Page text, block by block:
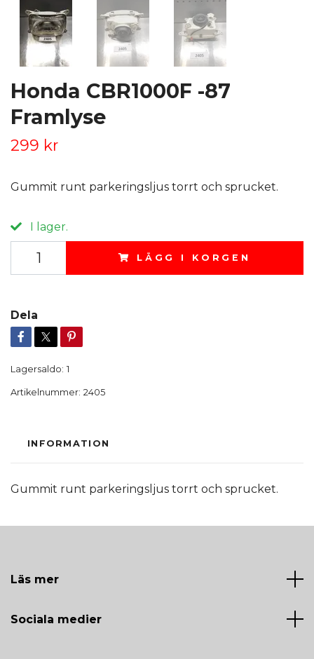
Honda CBR1000F -87
Framlyse
299 kr
Gummit runt parkeringsljus torrt och sprucket.
I lager.
LÄGG I KORGEN
Dela
Lagersaldo: 1
Artikelnummer: 2405
INFORMATION
Gummit runt parkeringsljus torrt och sprucket.
Läs mer
Sociala medier